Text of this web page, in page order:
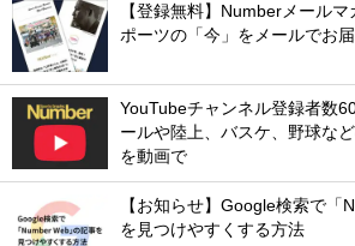
【登録無料】Numberメール
ポーツの「今」をメールでお届
YouTubeチャンネル登録者数
ールや陸上、バスケ、野球な
を動画で
【お知らせ】Google検索で「
を見つけやすくする方法